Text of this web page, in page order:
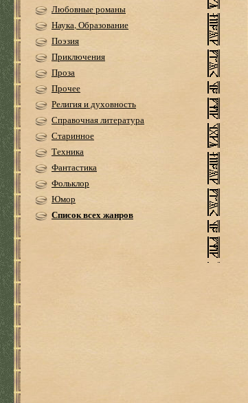
Любовные романы
Наука, Образование
Поэзия
Приключения
Проза
Прочее
Религия и духовность
Справочная литература
Старинное
Техника
Фантастика
Фольклор
Юмор
Список всех жанров